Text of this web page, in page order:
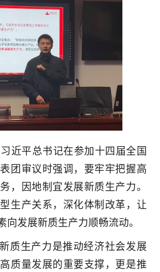
近平总书记在参加十四届全国
团审议时强调，要牢牢把握高
，因地制宜发展新质生产力。
生产关系，深化体制改革，让
向发展新质生产力顺畅流动。
质生产力是推动经济社会发展
质量发展的重要支撑，更是推